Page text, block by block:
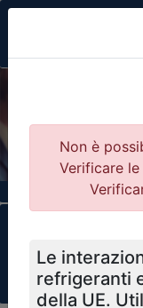
Previous
Il portale